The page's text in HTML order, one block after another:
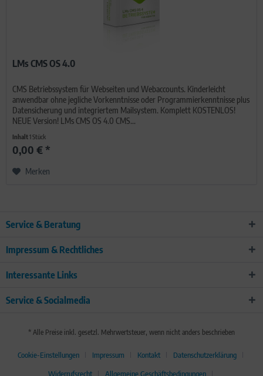
LMs CMS OS 4.0
CMS Betriebssystem für Webseiten und Webaccounts. Kinderleicht
anwendbar ohne jegliche Vorkenntnisse oder Programmierkenntnisse plus
Datensicherung und integriertem Mailsystem. Komplett KOSTENLOS!
NEUE Version! LMs CMS OS 4.0 CMS...
Inhalt1 Stück
0,00 € *
Merken
Service & Beratung
Impressum & Rechtliches
Interessante Links
Service & Socialmedia
* Alle Preise inkl. gesetzl. Mehrwertsteuer, wenn nicht anders beschrieben
Cookie-Einstellungen Impressum Kontakt
Datenschutzerklärung
Widerrufsrecht
Allgemeine Geschäftsbedingungen